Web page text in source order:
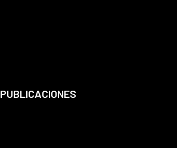
PUBLICACIONES